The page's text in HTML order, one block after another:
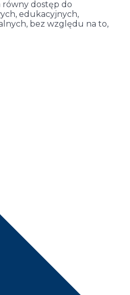
równy dostęp do
edukacyjnych,
bez względu na to,